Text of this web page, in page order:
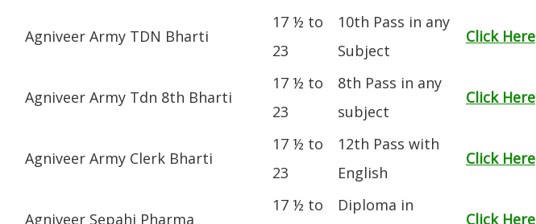
Agniveer Army TDN Bharti
17 ½ to
23
10th Pass in any
Subject
Click Here
Agniveer Army Tdn 8th Bharti
17 ½ to
23
8th Pass in any
subject
Click Here
Agniveer Army Clerk Bharti
17 ½ to
23
12th Pass with
English
Click Here
Agniveer Sepahi Pharma
17 ½ to
Diploma in
Click Here